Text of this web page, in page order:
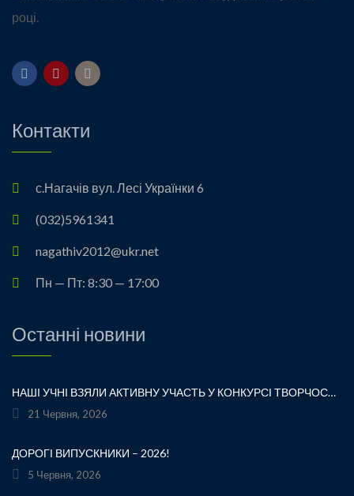
році.
Контакти
с.Нагачів вул. Лесі Українки 6
(032)5961341
nagathiv2012@ukr.net
Пн — Пт: 8:30 — 17:00
Останні новини
НАШІ УЧНІ ВЗЯЛИ АКТИВНУ УЧАСТЬ У КОНКУРСІ ТВОРЧОСТІ ЛЕСІ УКРАЇНКИ «ХТО ЛЮБИТЬ УКРАЇНСЬКЕ СЛОВО» ТА БУЛИ ВІДЗНАЧЕНІ ПОДЯКАМИ ЗА СВОЮ СТАРАННІСТЬ, ТВОРЧІСТЬ І ЛЮБОВ ДО РІДНОГО СЛОВА.УРОЧИСТЕ ВРУЧЕННЯ НАГОРОД ВІДБУЛОСЯ ПІД ЧАС ФЕСТИВАЛЮ «УКРАЇНКА FEST» НА МАЛЬОВНИЧОМУ БЕРЕЗІ ЯВОРІВСЬКОГО МОРЯ. ЦЕ БУЛА ЧУДОВА НАГОДА ЩЕ РАЗ ДОТОРКНУТИСЯ ДО ТВОРЧОЇ СПАДЩИНИ ВЕЛИКОЇ УКРАЇНСЬКОЇ ПОЕТЕСИ, ВІДЧУТИ СИЛУ УКРАЇНСЬКОГО СЛОВА ТА ГОРДІСТЬ ЗА НАШИХ ТАЛАНОВИТИХ ДІТЕЙ.ВІТАЄМО УЧАСНИКІВ І БАЖАЄМО ЇМ НОВИХ ТВОРЧИХ ЗВЕРШЕНЬ!«НІ! Я ЖИВА! Я БУДУ ВІЧНО ЖИТИ! Я В СЕРЦІ МАЮ ТЕ, ЩО НЕ ВМИРАЄ». — ЛЕСЯ УКРАЇНКА
21 Червня, 2026
ДОРОГІ ВИПУСКНИКИ – 2026!
5 Червня, 2026